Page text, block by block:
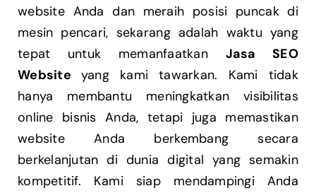
website Anda dan meraih posisi puncak di
mesin pencari, sekarang adalah waktu yang
tepat untuk memanfaatkan Jasa SEO
Website yang kami tawarkan. Kami tidak
hanya membantu meningkatkan visibilitas
online bisnis Anda, tetapi juga memastikan
website Anda berkembang secara
berkelanjutan di dunia digital yang semakin
kompetitif. Kami siap mendampingi Anda